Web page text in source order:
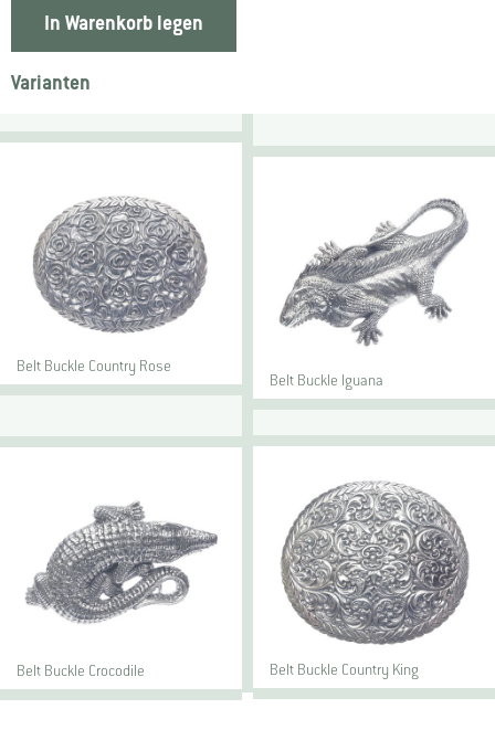
In Warenkorb legen
Varianten
Belt Buckle Country Rose
Belt Buckle Iguana
Belt Buckle Crocodile Belt Buckle Country King